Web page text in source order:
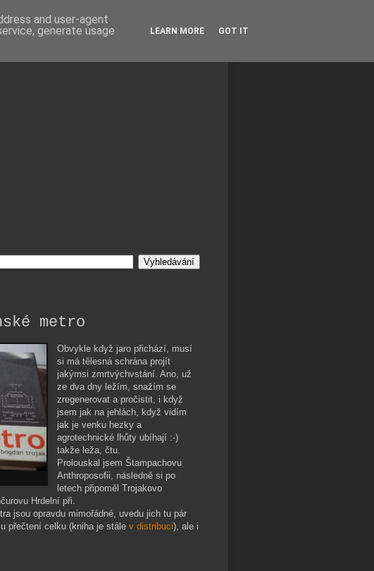
metro
Obvykle když jaro přichází, musí
si má tělesná schrána projít
jakýmsi zmrtvýchvstání. Ano, už
ze dva dny ležím, snažím se
zregenerovat a pročistit, i když
jsem jak na jehlách, když vidím
jak je venku hezky a
agrotechnické lhůty ubíhají :-)
takže leža, čtu.
Prolouskal jsem Štampachovu
Anthroposofii, následně si po
letech připoměl Trojakovo
Hrdelní při.
jsou opravdu mimořádné, uvedu jich tu pár
přečtení celku (kniha je stále v distribuci), ale i
and user-agent
generate usage
LEARN MORE GOT IT